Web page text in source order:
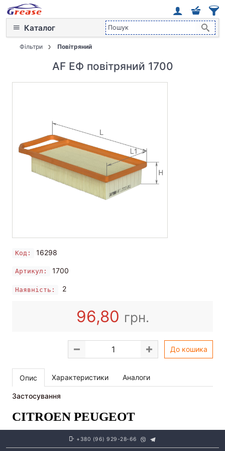
Каталог
Фільтри Повітряний
AF ЕФ повітряний 1700
Код: 16298
Артикул: 1700
Наявність: 2
96,80 грн.
До кошика
Опис Характеристики Аналоги
Застосування
CITROEN PEUGEOT
+380 (96) 929-28-66